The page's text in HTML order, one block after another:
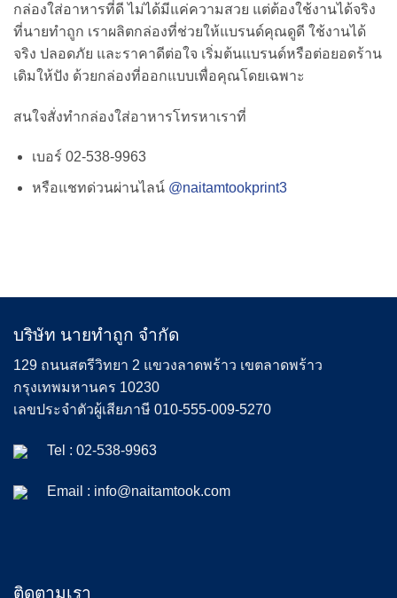
กล่องใส่อาหารที่ดี ไม่ได้มีแค่ความสวย แต่ต้องใช้งานได้จริง
ที่นายทำถูก เราผลิตกล่องที่ช่วยให้แบรนด์คุณดูดี ใช้งานได้
จริง ปลอดภัย และราคาดีต่อใจ เริ่มต้นแบรนด์หรือต่อยอดร้าน
เดิมให้ปัง ด้วยกล่องที่ออกแบบเพื่อคุณโดยเฉพาะ
สนใจสั่งทำกล่องใส่อาหารโทรหาเราที่
เบอร์ 02-538-9963
หรือแชทด่วนผ่านไลน์ @naitamtookprint3
บริษัท นายทำถูก จำกัด
129 ถนนสตรีวิทยา 2 แขวงลาดพร้าว เขตลาดพร้าว
กรุงเทพมหานคร 10230
เลขประจำตัวผู้เสียภาษี 010-555-009-5270
Tel : 02-538-9963
Email : info@naitamtook.com
ติดตามเรา